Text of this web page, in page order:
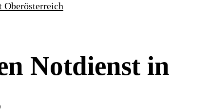
Oberösterreich
Notdienst in